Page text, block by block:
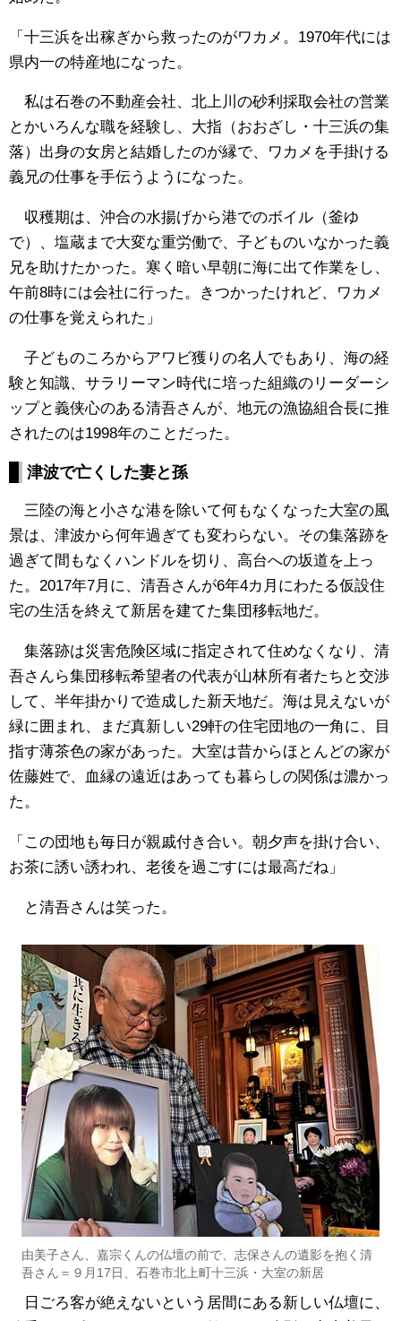
「十三浜を出稼ぎから救ったのがワカメ。1970年代には
県内一の特産地になった。
私は石巻の不動産会社、北上川の砂利採取会社の営業
とかいろんな職を経験し、大指（おおざし・十三浜の集
落）出身の女房と結婚したのが縁で、ワカメを手掛ける
義兄の仕事を手伝うようになった。
収穫期は、沖合の水揚げから港でのボイル（釜ゆ
で）、塩蔵まで大変な重労働で、子どものいなかった義
兄を助けたかった。寒く暗い早朝に海に出て作業をし、
午前8時には会社に行った。きつかったけれど、ワカメ
の仕事を覚えられた」
子どものころからアワビ獲りの名人でもあり、海の経
験と知識、サラリーマン時代に培った組織のリーダーシ
ップと義侠心のある清吾さんが、地元の漁協組合長に推
されたのは1998年のことだった。
津波で亡くした妻と孫
三陸の海と小さな港を除いて何もなくなった大室の風
景は、津波から何年過ぎても変わらない。その集落跡を
過ぎて間もなくハンドルを切り、高台への坂道を上っ
た。2017年7月に、清吾さんが6年4カ月にわたる仮設住
宅の生活を終えて新居を建てた集団移転地だ。
集落跡は災害危険区域に指定されて住めなくなり、清
吾さんら集団移転希望者の代表が山林所有者たちと交渉
して、半年掛かりで造成した新天地だ。海は見えないが
緑に囲まれ、まだ真新しい29軒の住宅団地の一角に、目
指す薄茶色の家があった。大室は昔からほとんどの家が
佐藤姓で、血縁の遠近はあっても暮らしの関係は濃かっ
た。
「この団地も毎日が親戚付き合い。朝夕声を掛け合い、
お茶に誘い誘われ、老後を過ごすには最高だね」
と清吾さんは笑った。
由美子さん、嘉宗くんの仏壇の前で、志保さんの遺影を抱く清
吾さん＝９月17日、石巻市北上町十三浜・大室の新居
日ごろ客が絶えないという居間にある新しい仏壇に、